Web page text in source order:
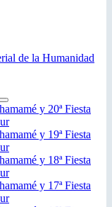
de la Humanidad
y 20ª Fiesta
y 19ª Fiesta
y 18ª Fiesta
y 17ª Fiesta